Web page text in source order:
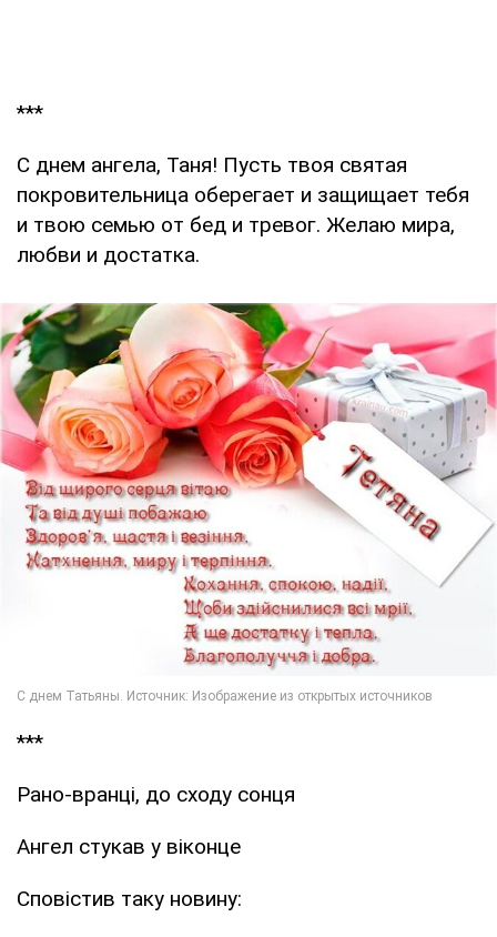
***
С днем ангела, Таня! Пусть твоя святая
покровительница оберегает и защищает тебя
и твою семью от бед и тревог. Желаю мира,
любви и достатка.
***
Рано-вранці, до сходу сонця
Ангел стукав у віконце
Сповістив таку новину: